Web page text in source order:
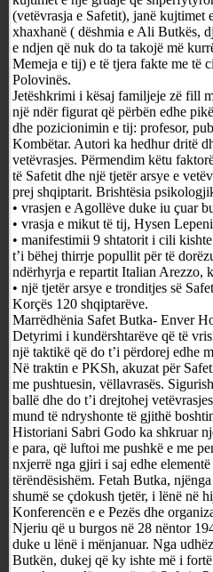
(vetëvrasja e Safetit), janë kujtimet
xhaxhanë ( dëshmia e Ali Butkës,
e ndjen që nuk do ta takojë më
Memeja e tij) e të tjera fakte me të
Polovinës.
Jetëshkrimi i kësaj familjeje zë fill
një ndër figurat që përbën edhe
dhe pozicionimin e tij: profesor,
Kombëtar. Autori ka hedhur dritë
vetëvrasjes. Përmendim këtu
të Safetit dhe një tjetër arsye e
prej shqiptarit. Brishtësia
• vrasjen e Agollëve duke iu çuar
• vrasja e mikut të tij, Hysen
• manifestimii 9 shtatorit i cili
t’i bëhej thirrje popullit për të
ndërhyrja e repartit Italian Arezzo,
• një tjetër arsye e tronditjes së
Korçës 120 shqiptarëve.
Marrëdhënia Safet Butka- Enver
Detyrimi i kundërshtarëve që të
një taktikë që do t’i përdorej edhe
Në traktin e PKSh, akuzat për
me pushtuesin, vëllavrasës.
ballë dhe do t’i drejtohej
mund të ndryshonte të gjithë
Historiani Sabri Godo ka shkruar
e para, që luftoi me pushkë e me
nxjerrë nga gjiri i saj edhe
tërëndësishëm. Fetah Butka,
shumë se çdokush tjetër, i lënë në
Konferencën e e Pezës dhe
Njeriu që u burgos në 28 nëntor
duke u lënë i mënjanuar. Nga
Butkën, dukej që ky ishte më i